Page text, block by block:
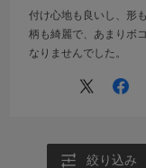
付け心地も良いし、形
柄も綺麗で、あまりボ
なりませんでした。
絞り込み